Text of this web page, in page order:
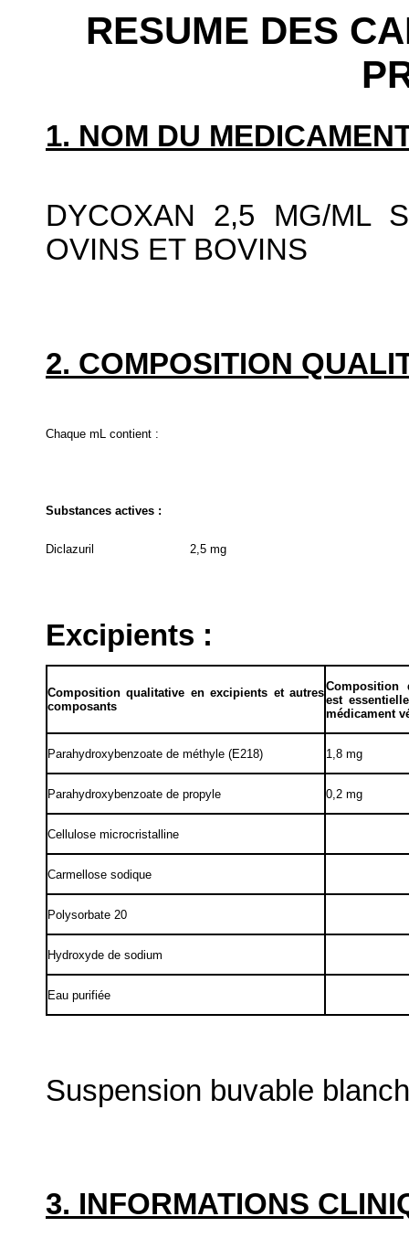
RESUME DES
1. NOM DU
DYCOXAN 2,5 MG/ML
OVINS ET BOVINS
2. COMPOSITION
Chaque mL contient :
Substances actives :
Diclazuril 2,5 mg
Excipients :
Composition qualitative en excipients et autres
composants
Composition
est
médicament
Parahydroxybenzoate de méthyle (E218) 1,8 mg
Parahydroxybenzoate de propyle 0,2 mg
Cellulose microcristalline
Carmellose sodique
Polysorbate 20
Hydroxyde de sodium
Eau purifiée
Suspension buvable
3. INFORMATIONS